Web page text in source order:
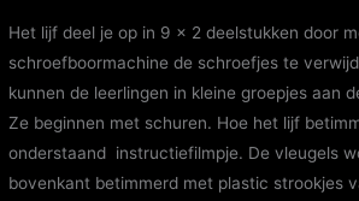
Het lijf deel je op in 9 x 2 deelstukken door
schroefboormachine de schroefjes te
kunnen de leerlingen in kleine groepjes aan
Ze beginnen met schuren. Hoe het lijf
onderstaand instructiefilmpje. De vleugels
bovenkant betimmerd met plastic strookjes